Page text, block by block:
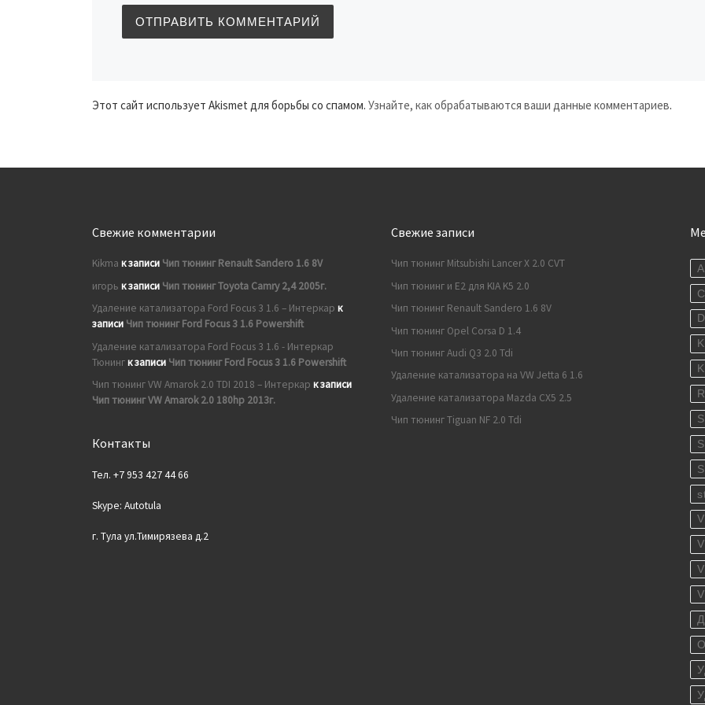
Этот сайт использует Akismet для борьбы со спамом. Узнайте, как обрабатываются ваши данные комментариев.
Свежие комментарии
Kikma к записи Чип тюнинг Renault Sandero 1.6 8V
игорь к записи Чип тюнинг Toyota Camry 2,4 2005г.
Удаление катализатора Ford Focus 3 1.6 – Интеркар к
записи Чип тюнинг Ford Focus 3 1.6 Powershift
Удаление катализатора Ford Focus 3 1.6 - Интеркар
Тюнингк записи Чип тюнинг Ford Focus 3 1.6 Powershift
Чип тюнинг VW Amarok 2.0 TDI 2018 – Интеркар к записи
Чип тюнинг VW Amarok 2.0 180hp 2013г.
Контакты
Тел. +7 953 427 44 66
Skype: Autotula
г. Тула ул.Тимирязева д.2
Свежие записи
Чип тюнинг Mitsubishi Lancer X 2.0 CVT
Чип тюнинг и E2 для KIA K5 2.0
Чип тюнинг Renault Sandero 1.6 8V
Чип тюнинг Opel Corsa D 1.4
Чип тюнинг Audi Q3 2.0 Tdi
Удаление катализатора на VW Jetta 6 1.6
Удаление катализатора Mazda CX5 2.5
Чип тюнинг Tiguan NF 2.0 Tdi